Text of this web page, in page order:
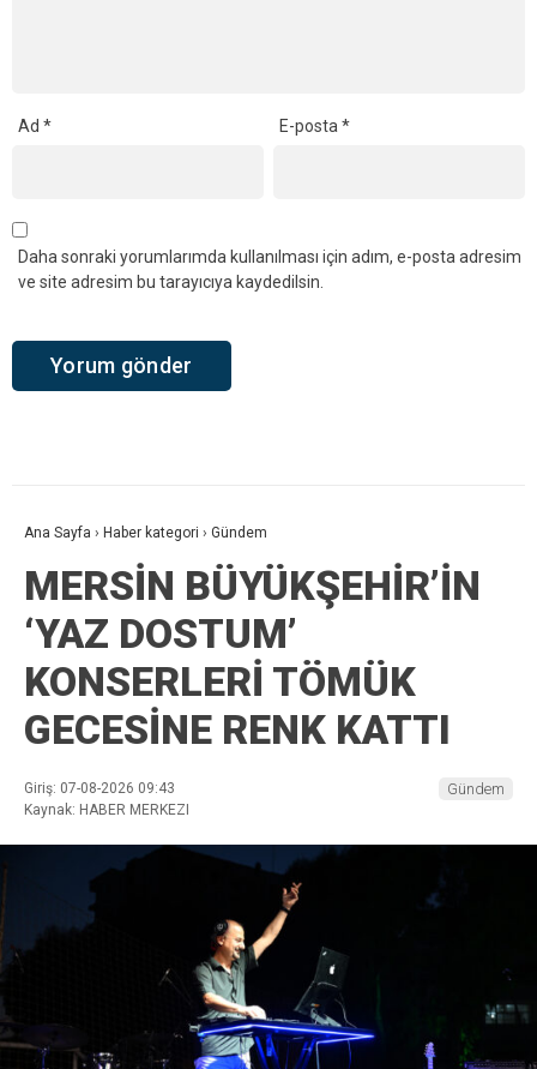
Ad * E-posta*
Daha sonraki yorumlarımda kullanılması için adım, e-posta adresim
ve site adresim bu tarayıcıya kaydedilsin.
Ana Sayfa › Haber kategori › Gündem
MERSİN BÜYÜKŞEHİR’İN
‘YAZ DOSTUM’
KONSERLERİ TÖMÜK
GECESİNE RENK KATTI
Giriş: 07-08-2026 09:43
Kaynak: HABER MERKEZI
Gündem